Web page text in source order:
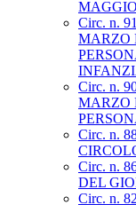
Circ. n.
MARZO
Circ. n.
MARZO
Circ. n.
Circ. n.
DEL
Circ. n.